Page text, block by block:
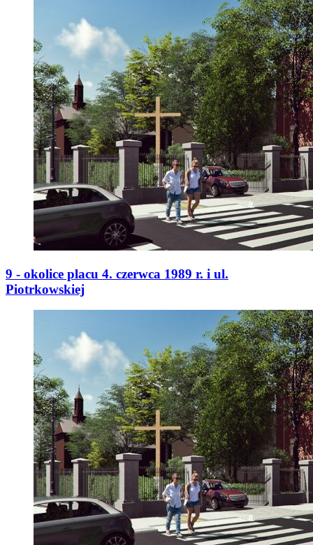
9 - okolice placu 4. czerwca 1989 r. i ul.
Piotrkowskiej